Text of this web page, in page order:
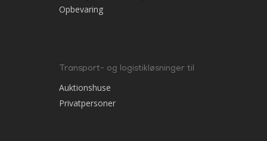
Opbevaring
Transport- og logistikløsninger til
Auktionshuse
Privatpersoner